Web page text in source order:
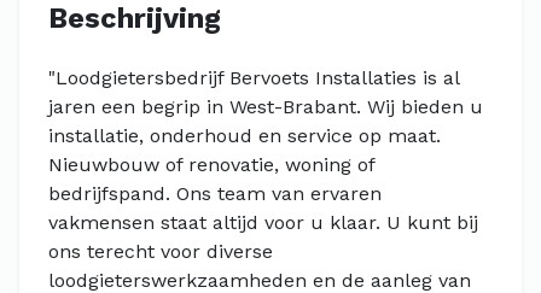
Beschrijving
"Loodgietersbedrijf Bervoets Installaties is al
jaren een begrip in West-Brabant. Wij bieden u
installatie, onderhoud en service op maat.
Nieuwbouw of renovatie, woning of
bedrijfspand. Ons team van ervaren
vakmensen staat altijd voor u klaar. U kunt bij
ons terecht voor diverse
loodgieterswerkzaamheden en de aanleg van